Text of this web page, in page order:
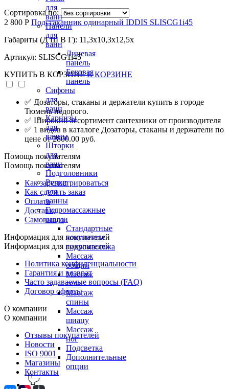
для
ванн
Панели
для
ванн
Лицевая
панель
Боковая
панель
Сифоны
для
ванн
Карнизы
для
ванны
Шторки
для
ванн
Подголовники
Ручки
для
ванны
Гидромассажные
опции
Стандартные
комплекты
гидромассажа
Массаж
общий
Массаж
тела
Массаж
спины
Массаж
шиацу
Массаж
ног
Подсветка
Дополнительные
опции
Сортировка по:
2 800 Р Подстаканник одинарный IDDIS SLISCG1i45
Габариты (Д Ш В Г): 11,3x10,3x12,5x
Артикул: SLISCG1i45
КУПИТЬ В КОРЗИНЕ В КОРЗИНЕ
✅ Дозаторы, стаканы и держатели купить в городе
Тюмень недорого.
✅ Широкий ассортимент сантехники от производителя
✅ 1 видов в каталоге Дозаторы, стаканы и держатели по
цене от 2800.00 руб.
Помощь покупателям
Помощь покупателям
Как зарегистрироваться
Как сделать заказ
Оплата
Доставка
Самовывоз
Информация для покупателей
Информация для покупателей
Политика конфиденциальности
Гарантия и возврат
Часто задаваемые вопросы (FAQ)
Договор оферты
О компании
О компании
Отзывы покупателей
Новости
ISO 9001
Магазины
Контакты